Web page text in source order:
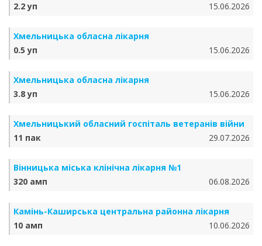
2.2 уп
15.06.2026
Хмельницька обласна лікарня
0.5 уп
15.06.2026
Хмельницька обласна лікарня
3.8 уп
15.06.2026
Хмельницький обласний госпіталь ветеранів війни
11 пак
29.07.2026
Вінницька міська клінічна лікарня №1
320 амп
06.08.2026
Камінь-Каширська центральна районна лікарня
10 амп
10.06.2026